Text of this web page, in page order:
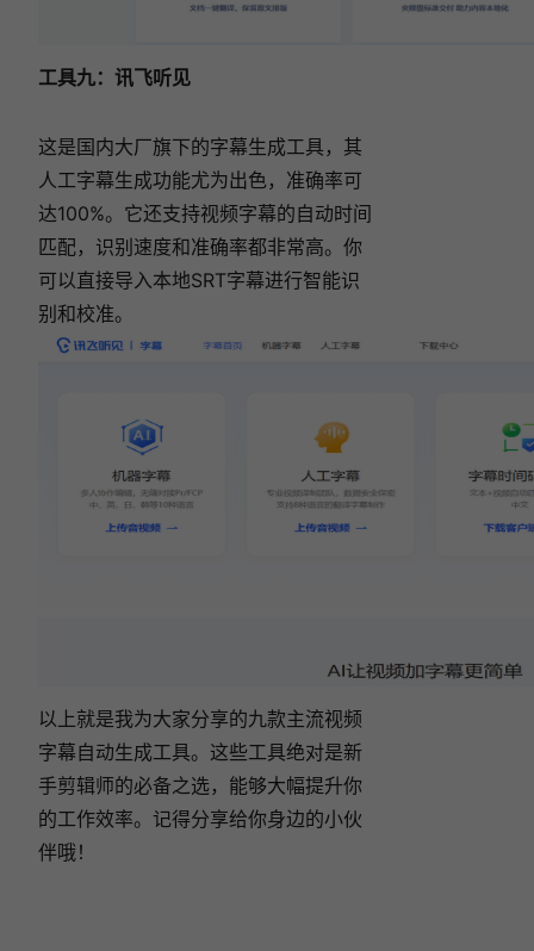
工具九： 讯飞听见
这是国内大厂旗下的字幕生成工具，其
人工字幕生成功能尤为出色，准确率可
达100%。它还支持视频字幕的自动时间
匹配，识别速度和准确率都非常高。你
可以直接导入本地SRT字幕进行智能识
别和校准。
以上就是我为大家分享的九款主流视频
字幕自动生成工具。这些工具绝对是新
手剪辑师的必备之选，能够大幅提升你
的工作效率。记得分享给你身边的小伙
伴哦！